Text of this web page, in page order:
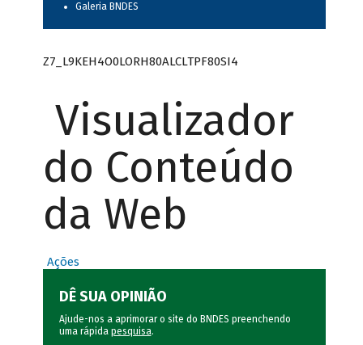
Galeria BNDES
Z7_L9KEH4O0LORH80ALCLTPF80SI4
Visualizador
do Conteúdo
da Web
Ações
DÊ SUA OPINIÃO
Ajude-nos a aprimorar o site do BNDES preenchendo
uma rápida pesquisa.